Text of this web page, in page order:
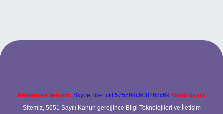
betexper.xyz
Reklam ve İletişim: Skype: live:.cid.575569c608265c69 Yasal Uyarı:
Sitemiz, 5651 Sayılı Kanun gereğince Bilgi Teknolojileri ve İletişim